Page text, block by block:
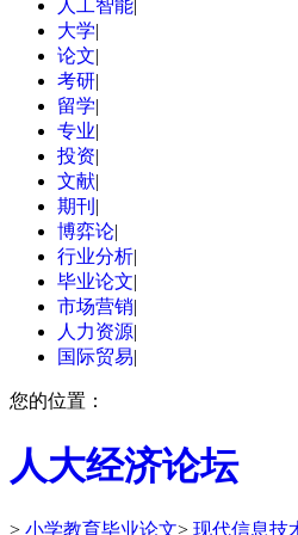
人工智能|
大学|
论文|
考研|
留学|
专业|
投资|
文献|
期刊 |
博弈论|
行业分析|
毕业论文|
市场营销|
人力资源|
国际贸易|
您的位置：
人大经济论坛
> 小学教育毕业论文> 现代信息技